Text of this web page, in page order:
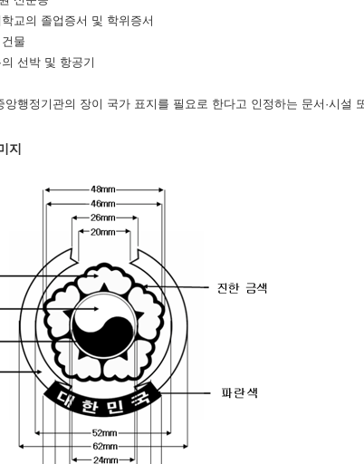
교의 졸업증서 및 학위증서
물
선박 및 항공기
앙행정기관의 장이 국가 표지를 필요로 한다고 인정하는 문서·시설
지